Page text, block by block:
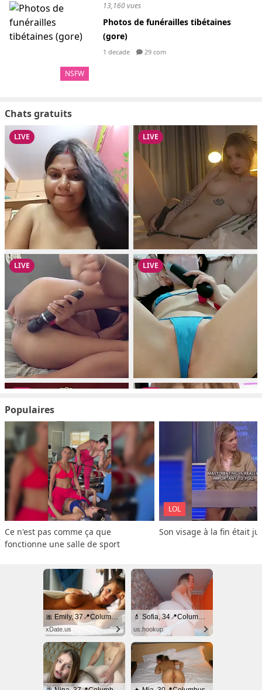
NSFW
13,160 vues
Photos de funérailles tibétaines
(gore)
1 decade 29 com
Chats gratuits
Populaires
Ce n'est pas comme ça que
fonctionne une salle de sport
LOL
Son visage à la fin était